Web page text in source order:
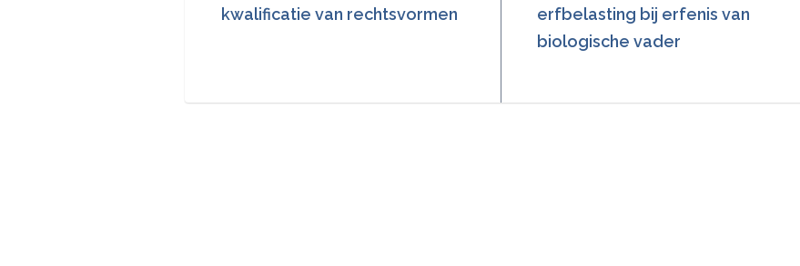
kwalificatie van rechtsvormen
erfbelasting bij erfenis van
biologische vader